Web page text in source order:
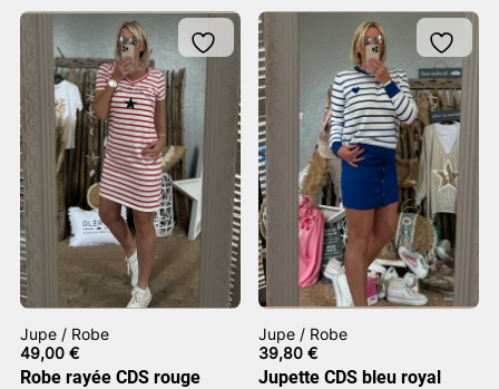
Jupe / Robe
49,00 €
Robe rayée CDS rouge
Jupe / Robe
39,80€
Jupette CDS bleu royal